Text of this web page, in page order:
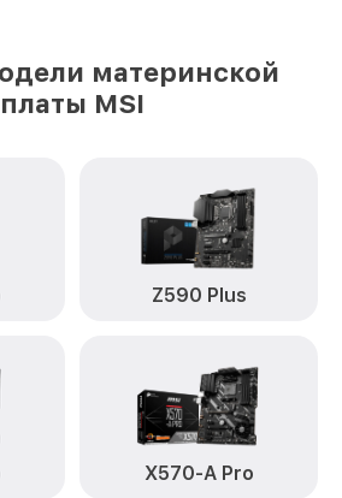
материнской
платы MSI
Z590 Plus
X570-A Pro